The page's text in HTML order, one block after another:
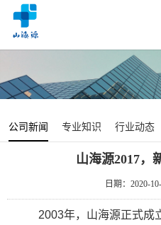
公司新闻 专业知识 行业动态
山海源2017，
日期：2020-
2003年， 山海源正式成